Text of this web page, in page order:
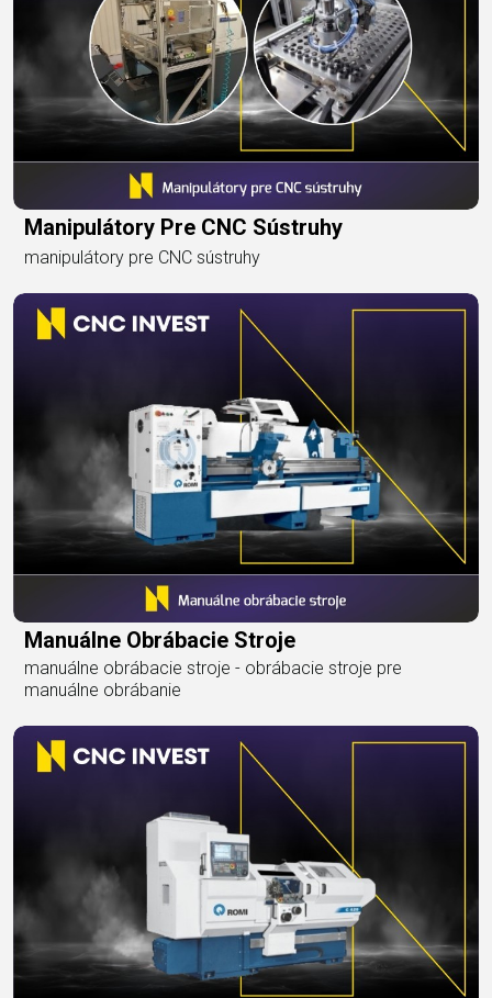
Manipulátory Pre CNC Sústruhy
manipulátory pre CNC sústruhy
Manuálne Obrábacie Stroje
manuálne obrábacie stroje - obrábacie stroje pre
manuálne obrábanie